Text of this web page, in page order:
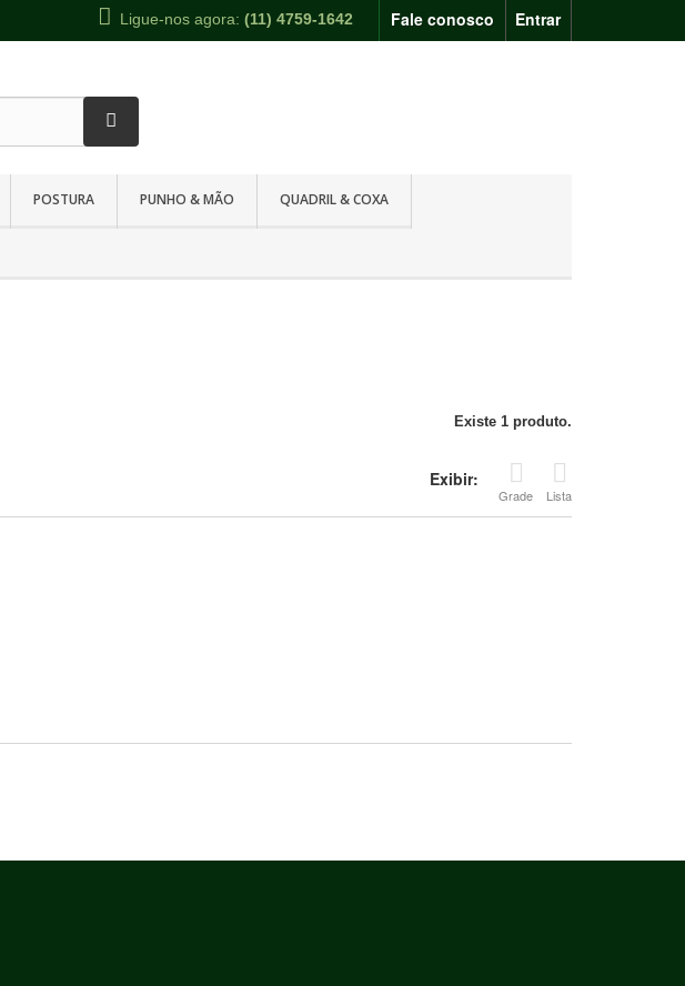
Entrar
Fale conosco
Ligue-nos agora: (11) 4759-1642
POSTURA PUNHO & MÃO QUADRIL & COXA
Existe 1 produto.
Exibir:
Grade Lista